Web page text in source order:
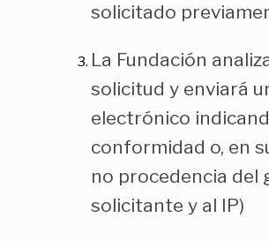
solicitado
La Fundación
solicitud y enviará
electrónico
conformidad o, en
no procedencia del
solicitante y al IP)